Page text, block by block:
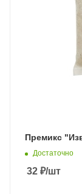
Премикс
Достаточно
32 ₽/шт